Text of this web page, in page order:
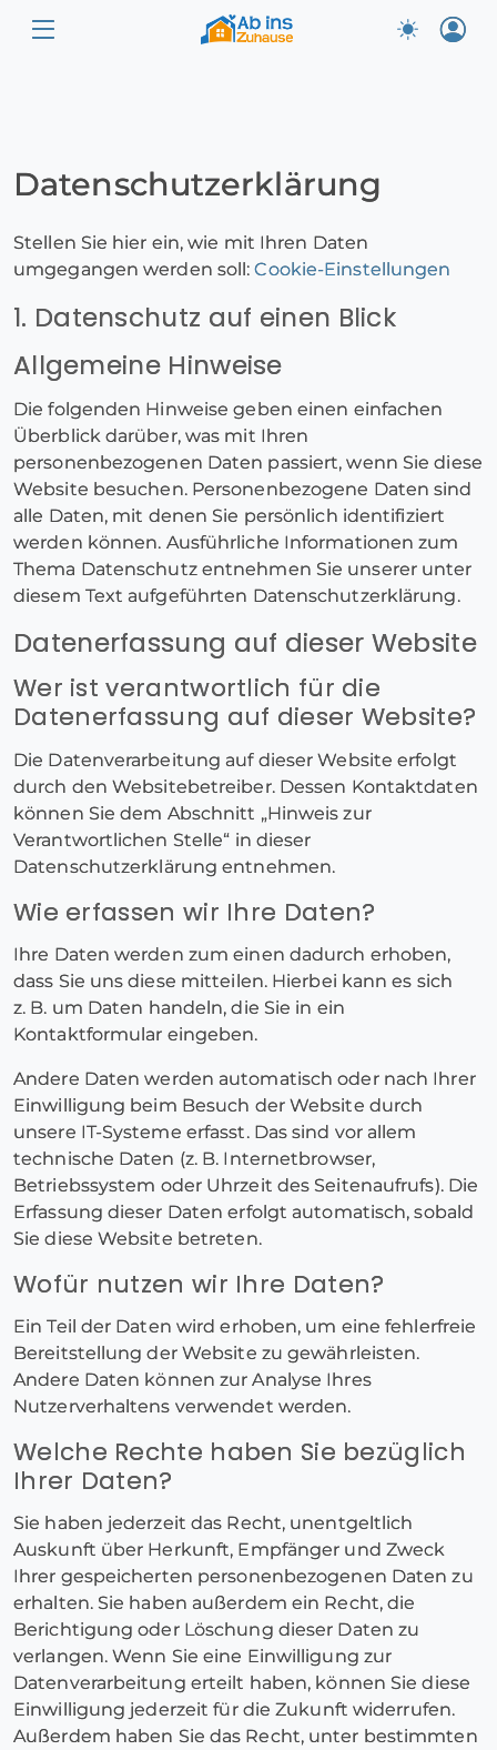
Datenschutz­erklärung
Stellen Sie hier ein, wie mit Ihren Daten
umgegangen werden soll:Cookie-Einstellungen
1. Datenschutz auf einen Blick
Allgemeine Hinweise
Die folgenden Hinweise geben einen einfachen
Überblick darüber, was mit Ihren
personenbezogenen Daten passiert, wenn Sie diese
Website besuchen. Personenbezogene Daten sind
alle Daten, mit denen Sie persönlich identifiziert
werden können. Ausführliche Informationen zum
Thema Datenschutz entnehmen Sie unserer unter
diesem Text aufgeführten Datenschutzerklärung.
Datenerfassung auf dieser Website
Wer ist verantwortlich für die
Datenerfassung auf dieser Website?
Die Datenverarbeitung auf dieser Website erfolgt
durch den Websitebetreiber. Dessen Kontaktdaten
können Sie dem Abschnitt „Hinweis zur
Verantwortlichen Stelle“ in dieser
Datenschutzerklärung entnehmen.
Wie erfassen wir Ihre Daten?
Ihre Daten werden zum einen dadurch erhoben,
dass Sie uns diese mitteilen. Hierbei kann es sich
z. B. um Daten handeln, die Sie in ein
Kontaktformular eingeben.
Andere Daten werden automatisch oder nach Ihrer
Einwilligung beim Besuch der Website durch
unsere IT-Systeme erfasst. Das sind vor allem
technische Daten (z. B. Internetbrowser,
Betriebssystem oder Uhrzeit des Seitenaufrufs). Die
Erfassung dieser Daten erfolgt automatisch, sobald
Sie diese Website betreten.
Wofür nutzen wir Ihre Daten?
Ein Teil der Daten wird erhoben, um eine fehlerfreie
Bereitstellung der Website zu gewährleisten.
Andere Daten können zur Analyse Ihres
Nutzerverhaltens verwendet werden.
Welche Rechte haben Sie bezüglich
Ihrer Daten?
Sie haben jederzeit das Recht, unentgeltlich
Auskunft über Herkunft, Empfänger und Zweck
Ihrer gespeicherten personenbezogenen Daten zu
erhalten. Sie haben außerdem ein Recht, die
Berichtigung oder Löschung dieser Daten zu
verlangen. Wenn Sie eine Einwilligung zur
Datenverarbeitung erteilt haben, können Sie diese
Einwilligung jederzeit für die Zukunft widerrufen.
Außerdem haben Sie das Recht, unter bestimmten